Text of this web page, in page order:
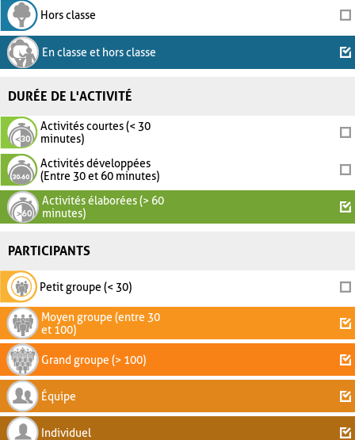
Hors classe
En classe et hors classe
DURÉE DE L'ACTIVITÉ
Activités courtes (< 30
minutes)
Activités développées
(Entre 30 et 60 minutes)
Activités élaborées (> 60
minutes)
PARTICIPANTS
Petit groupe (< 30)
Moyen groupe (entre 30
et 100)
Grand groupe (> 100)
Équipe
Individuel